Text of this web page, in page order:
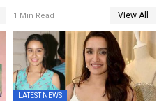
ശാരീരികമായും ഉപദ്രവിച്ചു;
ഭർത്താവിനെതിരെ 50 കോടി
രൂപ നഷ്ടപരിഹാരം
ആവശ്യപ്പെട്ട് മുൻ മിസ് ഇന്ത്യ
1 Min Read View All
LATEST NEWS